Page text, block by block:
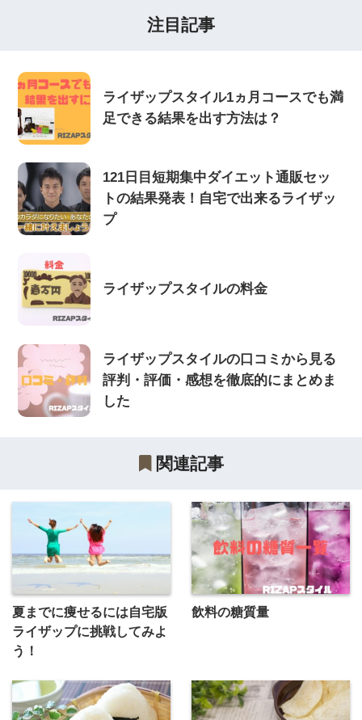
注目記事
ライザップスタイル1ヵ月コースでも満
足できる結果を出す方法は？
121日目短期集中ダイエット通販セッ
トの結果発表！自宅で出来るライザッ
プ
ライザップスタイルの料金
ライザップスタイルの口コミから見る
評判・評価・感想を徹底的にまとめま
した
関連記事
夏までに痩せるには自宅版
ライザップに挑戦してみよ
う！
飲料の糖質量